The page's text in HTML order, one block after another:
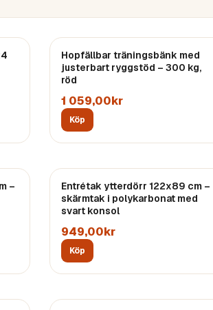
Hopfällbar träningsbänk med
justerbart ryggstöd – 300 kg,
röd
1 059,00kr
Köp
–
Entrétak ytterdörr 122x89 cm –
skärmtak i polykarbonat med
svart konsol
949,00kr
Köp